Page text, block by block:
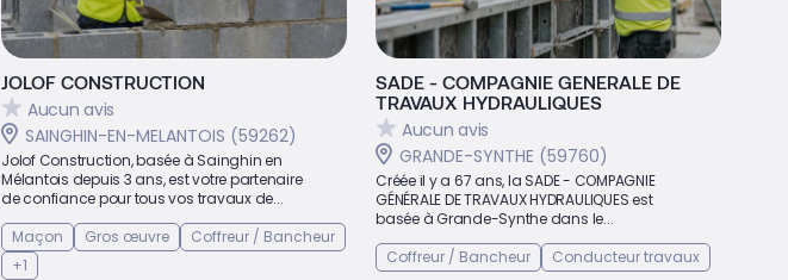
JOLOF CONSTRUCTION
Aucun avis
SAINGHIN-EN-MELANTOIS (59262)
Jolof Construction, basée à Sainghin en
Mélantois depuis 3 ans, est votre partenaire
de confiance pour tous vos travaux de...
Maçon
Gros œuvre
Coffreur / Bancheur
+1
SADE - COMPAGNIE GENERALE DE
TRAVAUX HYDRAULIQUES
Aucun avis
GRANDE-SYNTHE (59760)
Créée il y a 67 ans, la SADE - COMPAGNIE
GÉNÉRALE DE TRAVAUX HYDRAULIQUES est
basée à Grande-Synthe dans le...
Coffreur / Bancheur
Conducteur travaux